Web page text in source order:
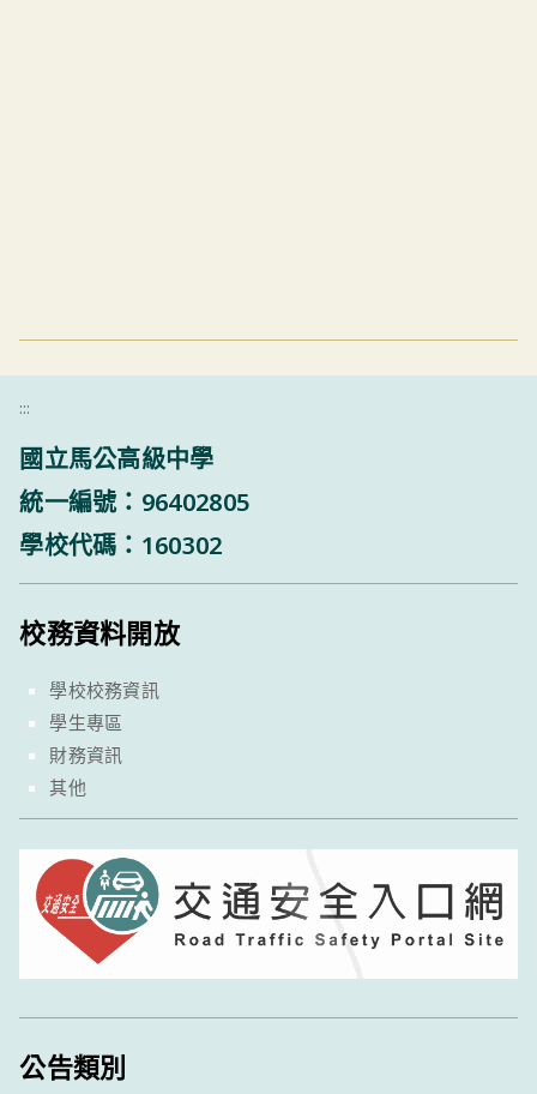
:::
國立馬公高級中學
統一編號：96402805
學校代碼：160302
校務資料開放
學校校務資訊
學生專區
財務資訊
其他
公告類別